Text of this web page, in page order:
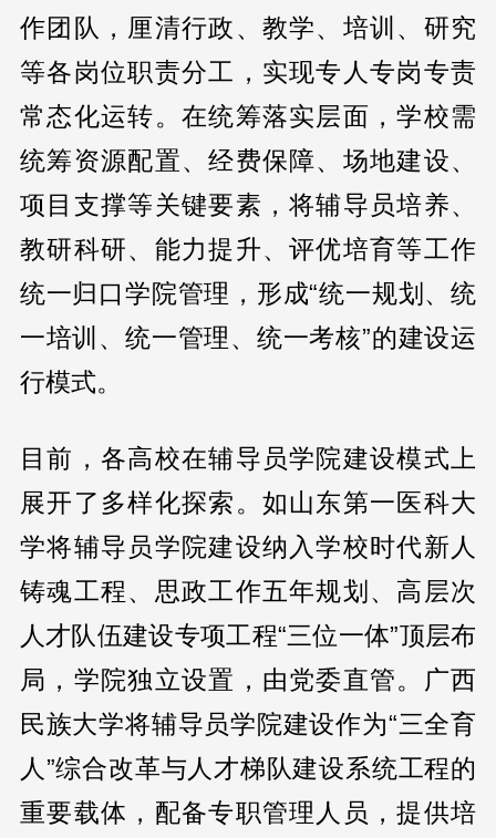
作团队，厘清行政、教学、培训、研究
等各岗位职责分工，实现专人专岗专责
常态化运转。在统筹落实层面，学校需
统筹资源配置、经费保障、场地建设、
项目支撑等关键要素，将辅导员培养、
教研科研、能力提升、评优培育等工作
统一归口学院管理，形成“统一规划、统
一培训、统一管理、统一考核”的建设运
行模式。
目前，各高校在辅导员学院建设模式上
展开了多样化探索。如山东第一医科大
学将辅导员学院建设纳入学校时代新人
铸魂工程、思政工作五年规划、高层次
人才队伍建设专项工程“三位一体”顶层布
局，学院独立设置，由党委直管。广西
民族大学将辅导员学院建设作为“三全育
人”综合改革与人才梯队建设系统工程的
重要载体，配备专职管理人员，提供培